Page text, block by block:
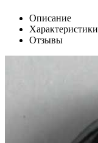
Описание
Характеристики
Отзывы